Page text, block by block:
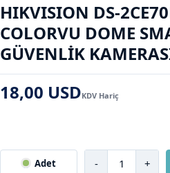
HIKVISION DS-
COLORVU DOME
GÜVENLIK
18,00 USDKDV Hariç
Adet - +